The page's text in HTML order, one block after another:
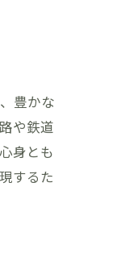
豊かな
や鉄道
身とも
するた